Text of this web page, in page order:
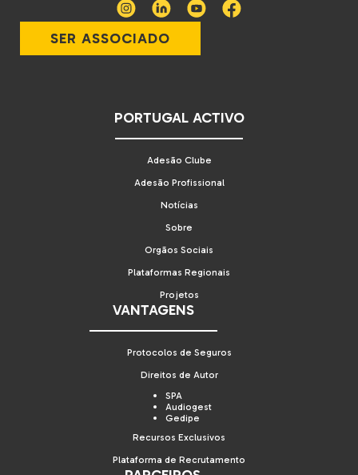
SER ASSOCIADO
PORTUGAL ACTIVO
Adesão Clube
Adesão Profissional
Notícias
Sobre
Orgãos Sociais
Plataformas Regionais
Projetos
VANTAGENS
Protocolos de Seguros
Direitos de Autor
SPA
Audiogest
Gedipe
Recursos Exclusivos
Plataforma de Recrutamento